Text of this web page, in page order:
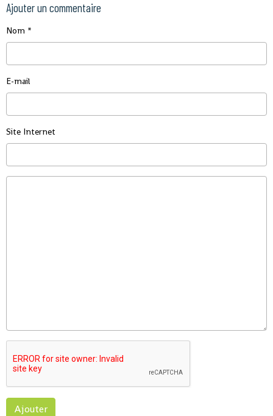
Ajouter un commentaire
Nom
E-mail
Site Internet
Ajouter